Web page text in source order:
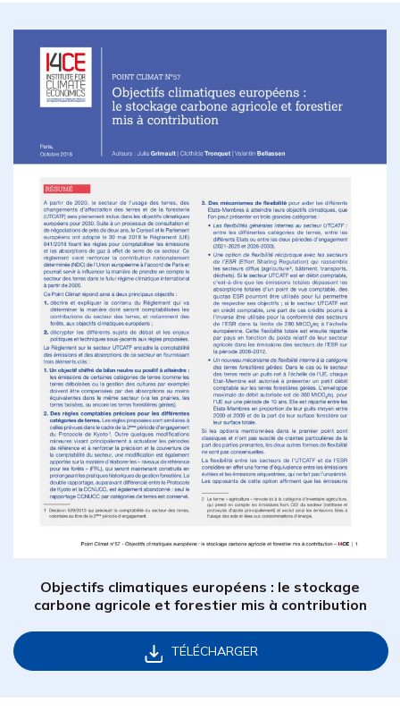
Objectifs climatiques européens : le stockage
carbone agricole et forestier mis à contribution
TÉLÉCHARGER